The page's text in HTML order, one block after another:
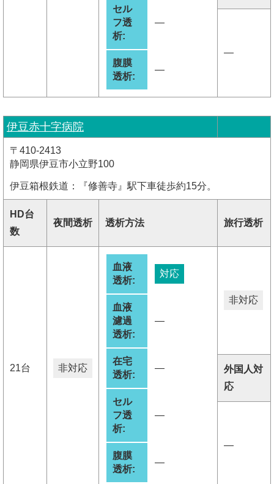
セル
フ透
析:
―
腹膜
透析:
―
―
伊豆赤十字病院
〒410-2413
静岡県伊豆市小立野100
伊豆箱根鉄道：『修善寺』駅下車徒歩約15分。
HD台
数
夜間透析 透析方法 旅行透析
21台 非対応
血液
透析:
対応
血液
濾過
透析:
―
在宅
透析:
―
セル
フ透
析:
―
腹膜
透析:
―
非対応
外国人対
応
―